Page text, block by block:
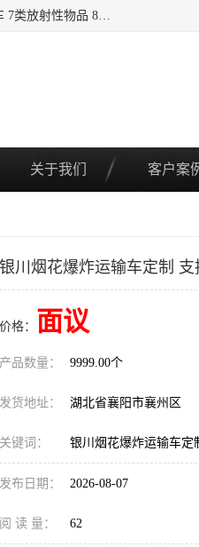
提供1——9类危险品运输车辆： 1类炸药雷管车 2类易燃气瓶车 3类易燃液体车 4类易燃固体车 6类毒性运输车 7类放射性物品 8类腐蚀性物品 9类杂项类物品 各类底盘，品种齐全。厂家直供，品质保证。 公告品种环保齐全，上牌无忧。 全国可送货上门，可分期，可*，可包牌。 详情可咨询: *（微信同号）
关于我们 客户案
银川烟花爆炸运输车定制 支
价格： 面议
产品数量： 9999.00个
发货地址： 湖北省襄阳市襄州区
关键词： 银川烟花爆炸运输车定
发布日期： 2026-08-07
阅 读 量： 62